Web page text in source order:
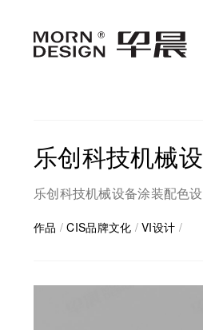
乐创科技机械
乐创科技机械设备涂装配色
作品 /CIS品牌文化 /VI设计 /